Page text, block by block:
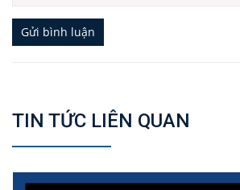
Gửi bình luận
TIN TỨC LIÊN QUAN